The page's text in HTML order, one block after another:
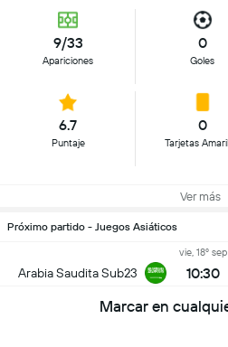
9/33
Apariciones
0
Goles
6.7
Puntaje
0
Tarjetas
Ver más
Próximo partido - Juegos Asiáticos
Arabia Saudita Sub23
vie, 18º sep
10:30
Marcar en